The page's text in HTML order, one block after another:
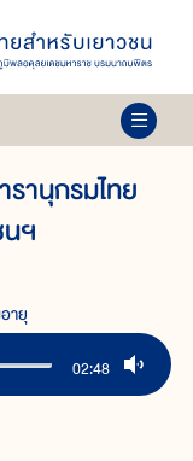
รานุกรมไทย
ฯ
ายุ
02:48